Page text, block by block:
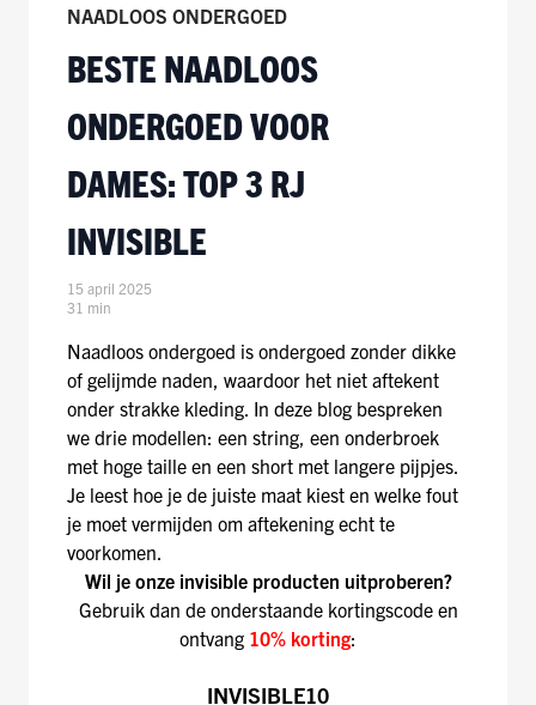
NAADLOOS ONDERGOED
BESTE NAADLOOS
ONDERGOED VOOR
DAMES: TOP 3 RJ
INVISIBLE
15 april 2025
31 min
Naadloos ondergoed is ondergoed zonder dikke
of gelijmde naden, waardoor het niet aftekent
onder strakke kleding. In deze blog bespreken
we drie modellen: een string, een onderbroek
met hoge taille en een short met langere pijpjes.
Je leest hoe je de juiste maat kiest en welke fout
je moet vermijden om aftekening echt te
voorkomen.
Wil je onze invisible producten uitproberen?
Gebruik dan de onderstaande kortingscode en
ontvang 10% korting:
INVISIBLE10